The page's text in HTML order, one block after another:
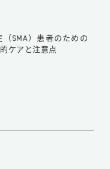
SMA）患者のための
ケアと注意点